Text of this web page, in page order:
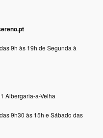
9h às 19h de Segunda à
Albergaria-a-Velha
9h30 às 15h e Sábado das